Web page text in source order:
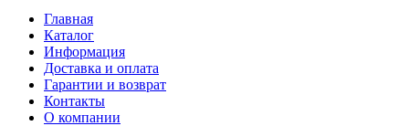
Главная
Каталог
Информация
Доставка и оплата
Гарантии и возврат
Контакты
О компании